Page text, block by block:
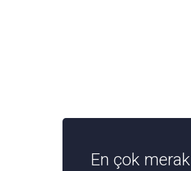
En çok merak